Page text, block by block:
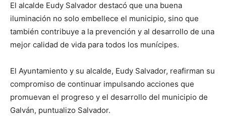
El alcalde Eudy Salvador destacó que una buena
iluminación no solo embellece el municipio, sino que
también contribuye a la prevención y al desarrollo de una
mejor calidad de vida para todos los munícipes.
El Ayuntamiento y su alcalde, Eudy Salvador, reafirman su
compromiso de continuar impulsando acciones que
promuevan el progreso y el desarrollo del municipio de
Galván, puntualizo Salvador.